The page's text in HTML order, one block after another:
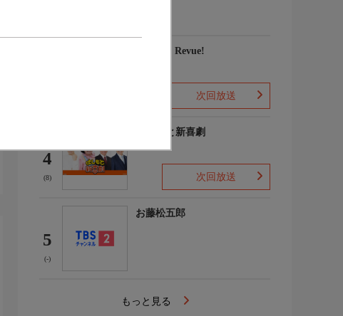
愛, Love Revue!
次回放送
4
(8)
よしもと新喜劇
次回放送
5
(-)
お藤松五郎
もっと見る